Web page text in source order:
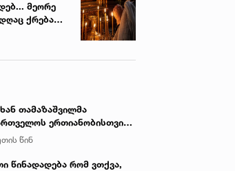
მეორე
ქრება
-
შიდა
თამაზაშვილმა
ერთიანობისთვის
პოლიციელების
პატივი მიაგო
წინ
წინადადება რომ ვთქვა,